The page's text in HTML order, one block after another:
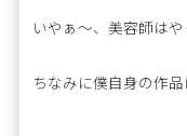
いやぁ〜、美容師は
ちなみに僕自身の作